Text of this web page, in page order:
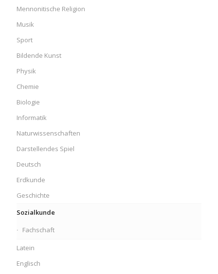
Mennonitische Religion
Musik
Sport
Bildende Kunst
Physik
Chemie
Biologie
Informatik
Naturwissenschaften
Darstellendes Spiel
Deutsch
Erdkunde
Geschichte
Sozialkunde
Fachschaft
Latein
Englisch